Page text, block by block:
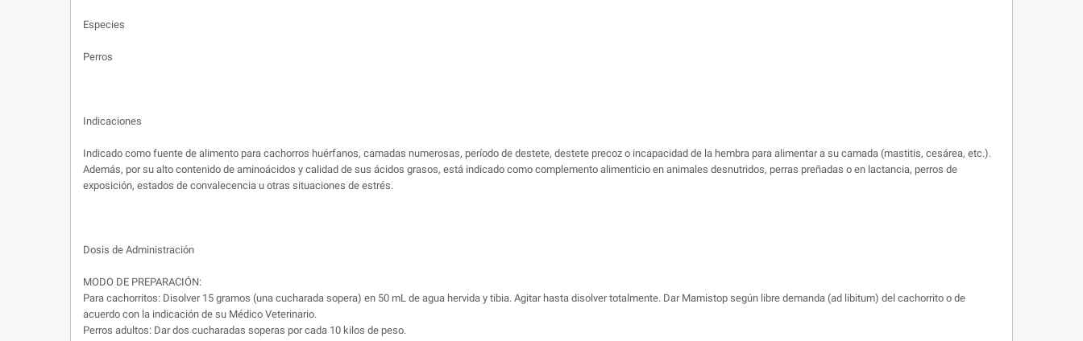
Especies
Perros
Indicaciones
Indicado como fuente de alimento para cachorros huérfanos, camadas numerosas, período de destete, destete precoz o incapacidad de la hembra para alimentar a su camada (mastitis, cesárea, etc.).
Además, por su alto contenido de aminoácidos y calidad de sus ácidos grasos, está indicado como complemento alimenticio en animales desnutridos, perras preñadas o en lactancia, perros de
exposición, estados de convalecencia u otras situaciones de estrés.
Dosis de Administración
MODO DE PREPARACIÓN:
Para cachorritos: Disolver 15 gramos (una cucharada sopera) en 50 mL de agua hervida y tibia. Agitar hasta disolver totalmente. Dar Mamistop según libre demanda (ad libitum) del cachorrito o de
acuerdo con la indicación de su Médico Veterinario.
Perros adultos: Dar dos cucharadas soperas por cada 10 kilos de peso.